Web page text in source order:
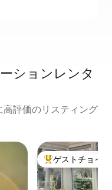
ションレンタ
評価のリスティング
大好評のゲスト
ゲストチョイス